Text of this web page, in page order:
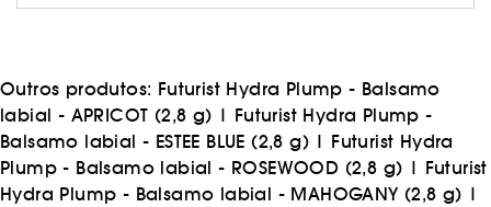
perfumes reconhecidos.
Outros produtos: Futurist Hydra Plump - Balsamo
labial - APRICOT (2,8 g) | Futurist Hydra Plump -
Balsamo labial - ESTEE BLUE (2,8 g) | Futurist Hydra
Plump - Balsamo labial - ROSEWOOD (2,8 g) | Futurist
Hydra Plump - Balsamo labial - MAHOGANY (2,8 g) |